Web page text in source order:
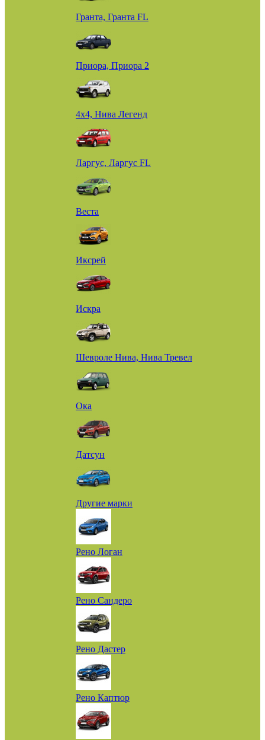
Гранта, Гранта FL
Приора, Приора 2
4х4, Нива Легенд
Ларгус, Ларгус FL
Веста
Иксрей
Искра
Шевроле Нива, Нива Тревел
Ока
Датсун
Другие марки
Рено Логан
Рено Сандеро
Рено Дастер
Рено Каптюр